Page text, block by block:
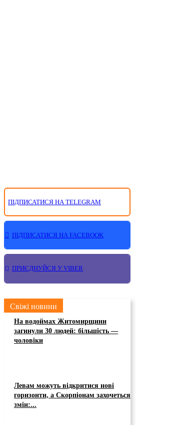
ПІДПИСАТИСЯ НА TELEGRAM
ПІДПИСАТИСЯ НА FACEBOOK
ПРИЄДНУЙСЯ У VIBER
Свіжі новини
На водоймах Житомирщини
загинули 30 людей: більшість —
чоловіки
Левам можуть відкритися нові
горизонти, а Скорпіонам захочеться
змін:...